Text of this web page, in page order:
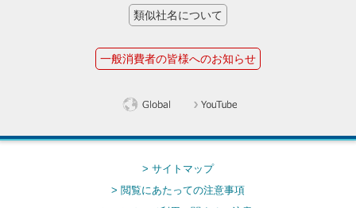
類似社名について
一般消費者の皆様へのお知らせ
> サイトマップ
> 閲覧にあたっての注意事項